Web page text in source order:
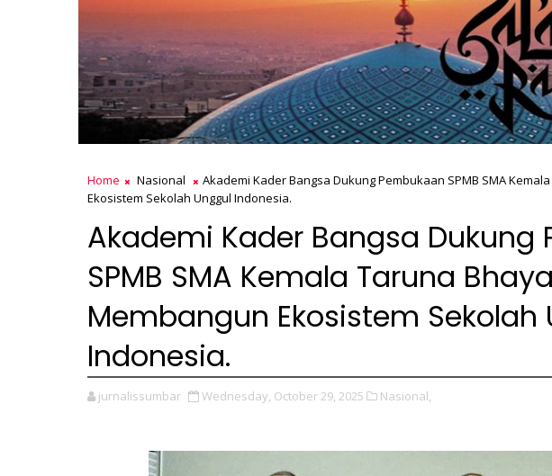
Home Nasional
Akademi Kader Bangsa Dukung Pembukaan SPMB SMA
Ekosistem Sekolah Unggul Indonesia.
Akademi Kader Bangsa Dukung
SPMB SMA Kemala Taruna
Membangun Ekosistem Sekolah
Indonesia.
jurnalissumbar Wednesday, October 29, 2025 Nasional,